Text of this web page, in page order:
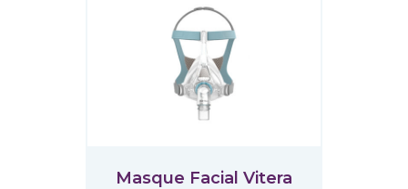
Masque Facial Vitera